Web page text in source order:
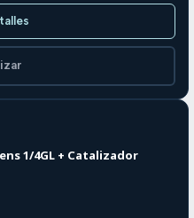
1/4GL + Catalizador